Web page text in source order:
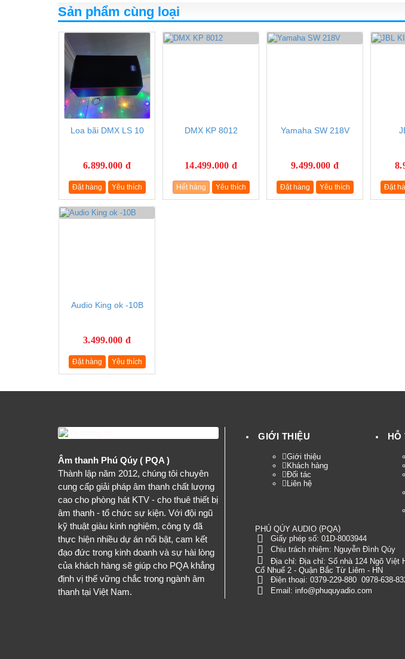
Sản phẩm cùng loại
Loa bãi DMX LS 10
6.899.000 đ
Đặt hàng Yêu thích
DMX KP 8012
14.499.000 đ
Hết hàng Yêu thích
Yamaha SW 218V
9.499.000 đ
Đặt hàng Yêu thích Đặt
Audio King ok -10B
3.499.000 đ
Đặt hàng Yêu thích
Âm thanh Phú Qúy ( PQA )
Thành lập năm 2012, chúng tôi chuyên
cung cấp giải pháp âm thanh chất lượng
cao cho phòng hát KTV - cho thuê thiết bị
âm thanh - tổ chức sự kiện. Với đội ngũ
kỹ thuật giàu kinh nghiệm, công ty đã
thực hiện nhiều dự án nổi bật, cam kết
đạo đức trong kinh doanh và sự hài lòng
của khách hàng sẽ giúp cho PQA khẳng
định vị thế vững chắc trong ngành âm
thanh tại Việt Nam.
GIỚI THIỆU
Giới thiệu
Khách hàng
Đối tác
Liên hệ
HỖ
PHÚ QÚY AUDIO (PQA)
Giấy phép số: 01D-8003944
Chịu trách nhiệm: Nguyễn Đình Qúy
Địa chỉ: Địa chỉ: Số nhà 124 Ngõ Việt
Cổ Nhuế 2 - Quận Bắc Từ Liêm - HN
Điện thoại: 0379-229-880 0978-638-
Email: info@phuquyadio.com